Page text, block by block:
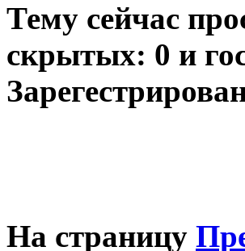
Тему сейчас
скрытых: 0 и
На страницу